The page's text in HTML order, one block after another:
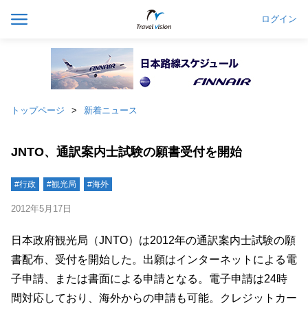
ログイン
トップページ 新着ニュース
JNTO、通訳案内士試験の願書受付を開始
#行政 #観光局 #海外
2012年5月17日
日本政府観光局（JNTO）は2012年の通訳案内士試験の願
書配布、受付を開始した。出願はインターネットによる電
子申請、または書面による申請となる。電子申請は24時
間対応しており、海外からの申請も可能。クレジットカー